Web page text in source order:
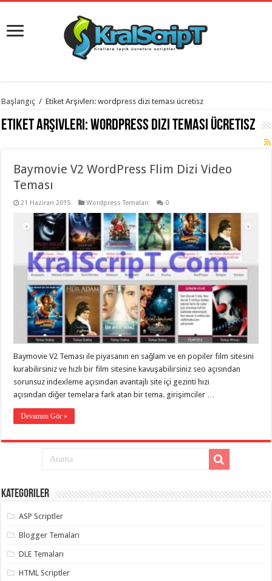
istanbul
evden
eve
gaziantep
evden
evden
gaziantep
taşımacılık,
evden
taşımacılık,
gaziantep
taşımacılık,
gaziantep
taşımacılık,
gaziantep
taşımacılık,
evden
evden
gaziantep
eve
taşımacılık,
gaziantep
organizasyon
gaziantep
organizasyon,
organizasyon,
Başlangıç / Etiket Arşivleri: wordpress dizi teması ücretisz
Etiket Arşivleri:wordpress dizi teması ücretisz
Baymovie V2 WordPress Flim Dizi Video
Teması
21 Haziran 2015 Wordpress Temaları 0
Baymovie V2 Teması ile piyasanın en sağlam ve en popiler film sitesini
kurabilirsiniz ve hızlı bir film sitesine kavuşabilirsiniz seo açısından
sorunsuz indexleme açısından avantajlı site içi gezinti hızı
açısından diğer temelara fark atan bir tema. girişimciler …
Devamını Gör »
Kategoriler
ASP Scriptler
Blogger Temaları
DLE Temaları
HTML Scriptler